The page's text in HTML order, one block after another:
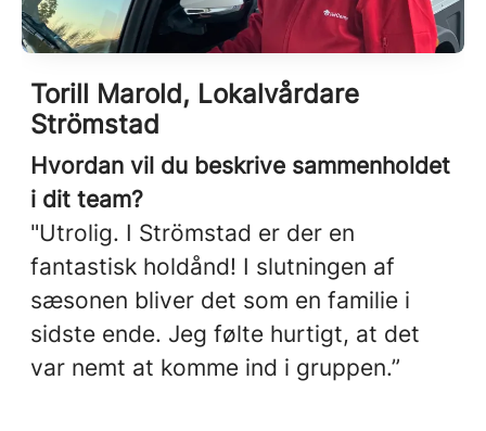
Torill Marold, Lokalvårdare
Strömstad
Hvordan vil du beskrive sammenholdet
i dit team?
"Utrolig. I Strömstad er der en
fantastisk holdånd! I slutningen af ​​
sæsonen bliver det som en familie i
sidste ende. Jeg følte hurtigt, at det
var nemt at komme ind i gruppen.”